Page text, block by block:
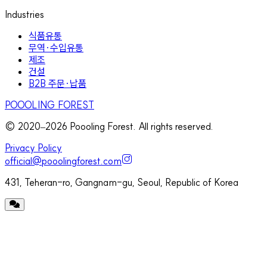
Industries
식품유통
무역·수입유통
제조
건설
B2B 주문·납품
POOOLING FOREST
© 2020–2026 Poooling Forest. All rights reserved.
Privacy Policy
official@pooolingforest.com
431, Teheran-ro, Gangnam-gu, Seoul, Republic of Korea